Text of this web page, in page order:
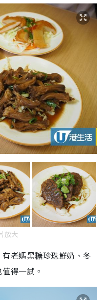
放大
老媽黑糖珍珠鮮奶、冬
得一試。